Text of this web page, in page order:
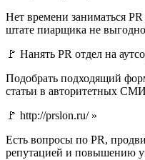
Нет времени заниматься
штате пиарщика не
🚩 Нанять PR отдел на
Подобрать подходящий
статьи в авторитетных
🚩 http://prslon.ru/ »
Есть вопросы по PR,
репутацией и повышению